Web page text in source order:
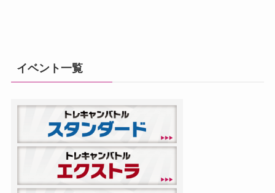
イベント一覧